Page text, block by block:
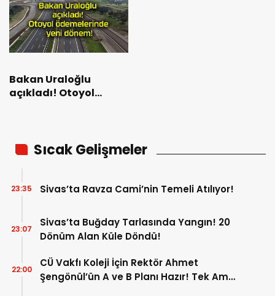
Bakan Uraloğlu
açıkladı! Otoyol
Sıcak Gelişmeler
Sivas’ta Ravza Cami’nin Temeli Atılıyor!
23:35
Sivas’ta Buğday Tarlasında Yangın! 20
Dönüm Alan Küle Döndü!
23:07
CÜ Vakfı Koleji İçin Rektör Ahmet
Şengönül’ün A ve B Planı Hazır! Tek Amaç
22:00